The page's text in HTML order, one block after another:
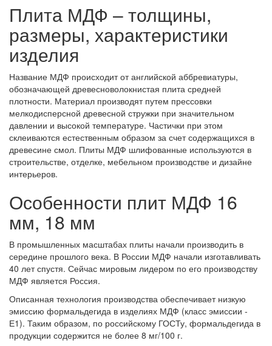
Плита МДФ – толщины,
размеры, характеристики
изделия
Название МДФ происходит от английской аббревиатуры,
обозначающей древесноволокнистая плита средней
плотности. Материал производят путем прессовки
мелкодисперсной древесной стружки при значительном
давлении и высокой температуре. Частички при этом
склеиваются естественным образом за счет содержащихся в
древесине смол. Плиты МДФ шлифованные используются в
строительстве, отделке, мебельном производстве и дизайне
интерьеров.
Особенности плит МДФ 16
мм, 18 мм
В промышленных масштабах плиты начали производить в
середине прошлого века. В России МДФ начали изготавливать
40 лет спустя. Сейчас мировым лидером по его производству
МДФ является Россия.
Описанная технология производства обеспечивает низкую
эмиссию формальдегида в изделиях МДФ (класс эмиссии -
Е1). Таким образом, по российскому ГОСТу, формальдегида в
продукции содержится не более 8 мг/100 г.